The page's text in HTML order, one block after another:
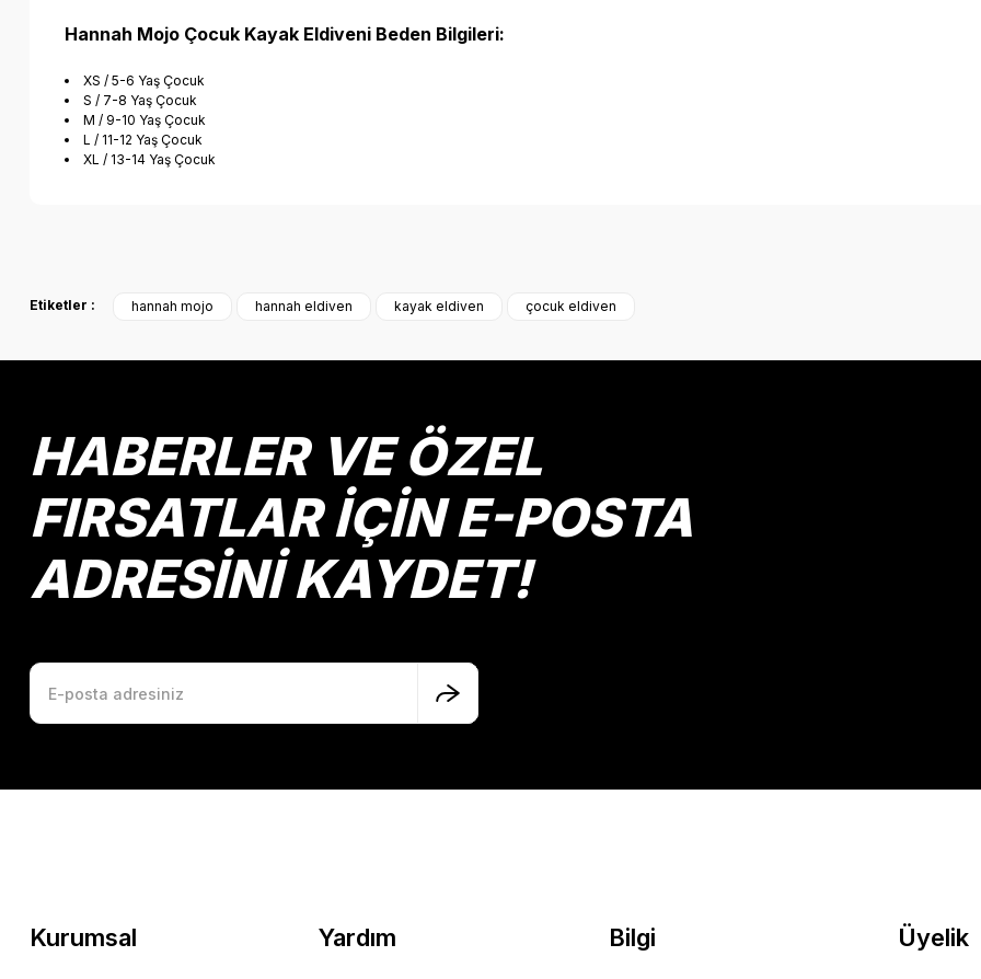
Hannah Mojo Çocuk Kayak Eldiveni Beden Bilgileri:
XS / 5-6 Yaş Çocuk
S / 7-8 Yaş Çocuk
M / 9-10 Yaş Çocuk
L / 11-12 Yaş Çocuk
XL / 13-14 Yaş Çocuk
Ürün açıklamasında eksik bilgiler bulunuyor.
Bu ürüne benzer farklı alternatifler olmalı.
Etiketler : hannah mojo hannah eldiven kayak eldiven çocuk eldiven
HABERLER VE ÖZEL
FIRSATLAR İÇİN E-POSTA
ADRESİNİ KAYDET!
Kurumsal Yardım Bilgi Üyelik